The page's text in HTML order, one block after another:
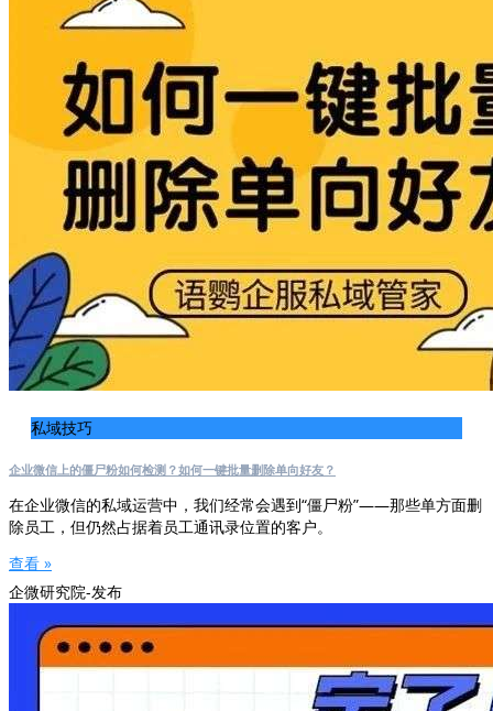
私域技巧
企业微信上的僵尸粉如何检测？如何一键批量删除单向好友？
在企业微信的私域运营中，我们经常会遇到“僵尸粉”——那些单方面删
除员工，但仍然占据着员工通讯录位置的客户。
查看 »
企微研究院-发布